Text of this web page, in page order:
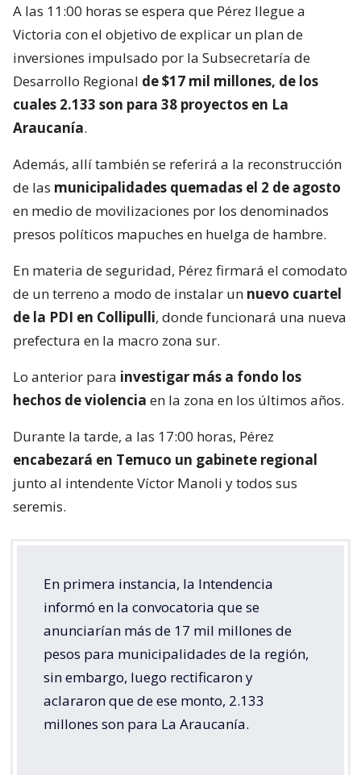
A las 11:00 horas se espera que Pérez llegue a
Victoria con el objetivo de explicar un plan de
inversiones impulsado por la Subsecretaría de
Desarrollo Regional de $17 mil millones, de los
cuales 2.133 son para 38 proyectos en La
Araucanía.
Además, allí también se referirá a la reconstrucción
de las municipalidades quemadas el 2 de agosto
en medio de movilizaciones por los denominados
presos políticos mapuches en huelga de hambre.
En materia de seguridad, Pérez firmará el comodato
de un terreno a modo de instalar un nuevo cuartel
de la PDI en Collipulli, donde funcionará una nueva
prefectura en la macro zona sur.
Lo anterior para investigar más a fondo los
hechos de violencia en la zona en los últimos años.
Durante la tarde, a las 17:00 horas, Pérez
encabezará en Temuco un gabinete regional
junto al intendente Víctor Manoli y todos sus
seremis.
En primera instancia, la Intendencia
informó en la convocatoria que se
anunciarían más de 17 mil millones de
pesos para municipalidades de la región,
sin embargo, luego rectificaron y
aclararon que de ese monto, 2.133
millones son para La Araucanía.